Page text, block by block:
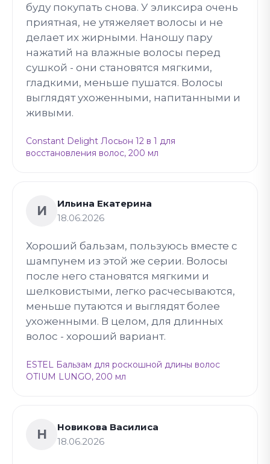
буду покупать снова. У эликсира очень
приятная, не утяжеляет волосы и не
делает их жирными. Наношу пару
нажатий на влажные волосы перед
сушкой - они становятся мягкими,
гладкими, меньше пушатся. Волосы
выглядят ухоженными, напитанными и
живыми.
Constant Delight Лосьон 12 в 1 для
восстановления волос, 200 мл
И
Ильина Екатерина
18.06.2026
Хороший бальзам, пользуюсь вместе с
шампунем из этой же серии. Волосы
после него становятся мягкими и
шелковистыми, легко расчесываются,
меньше путаются и выглядят более
ухоженными. В целом, для длинных
волос - хороший вариант.
ESTEL Бальзам для роскошной длины волос
OTIUM LUNGO, 200 мл
Н
Новикова Василиса
18.06.2026